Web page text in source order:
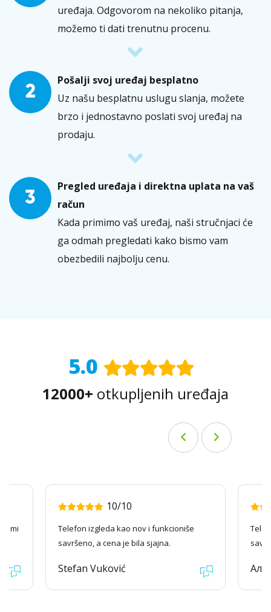
uređaja. Odgovorom na nekoliko pitanja,
možemo ti dati trenutnu procenu.
2
Pošalji svoj uređaj besplatno
Uz našu besplatnu uslugu slanja, možete
brzo i jednostavno poslati svoj uređaj na
prodaju.
3
Pregled uređaja i direktna uplata na vaš
račun
Kada primimo vaš uređaj, naši stručnjaci će
ga odmah pregledati kako bismo vam
obezbedili najbolju cenu.
5.0
12000+ otkupljenih uređaja
mi
10/10
Telefon izgleda kao nov i funkcioniše
savršeno, a cena je bila sjajna.
Stefan Vuković